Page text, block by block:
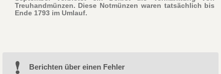
Treuhandmünzen. Diese Notmünzen waren tatsächlich bis
Ende 1793 im Umlauf.
Berichten über einen Fehler